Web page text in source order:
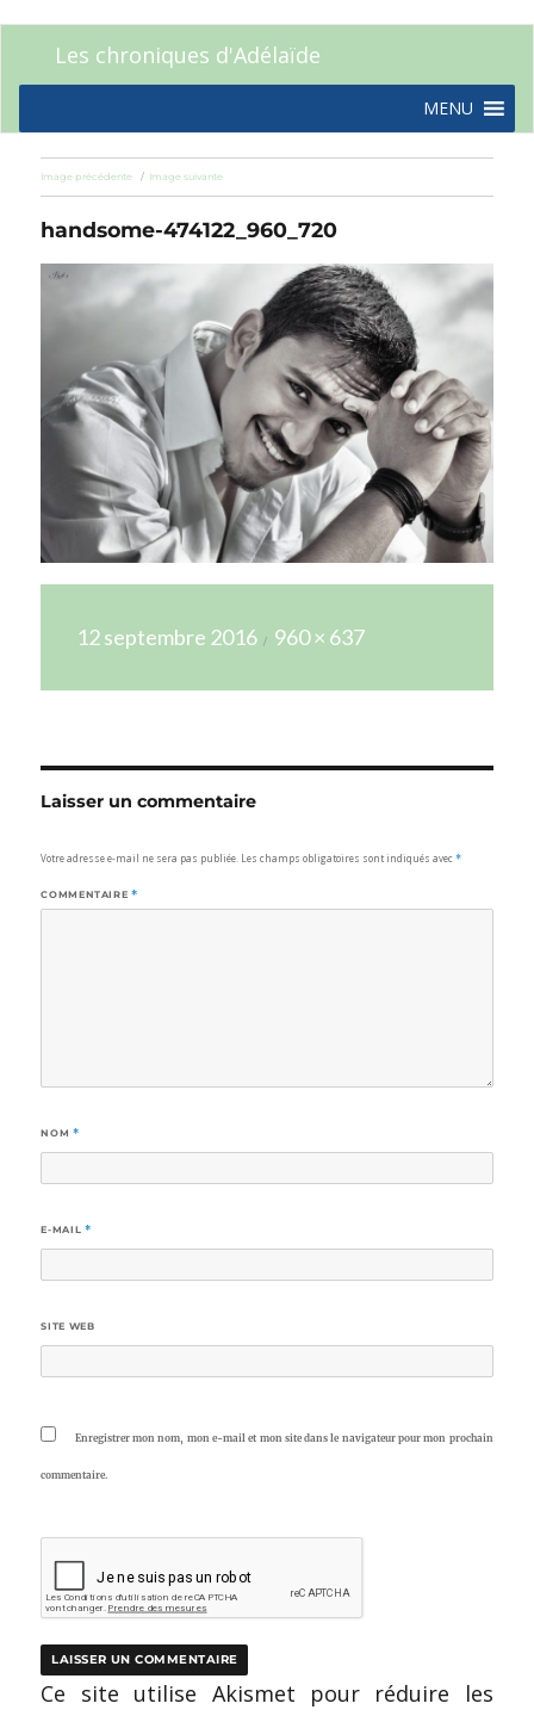
Les chroniques d'Adélaïde
MENU
Image précédente Image suivante
handsome-474122_960_720
12 septembre 2016
réelle
960 × 637
Laisser un commentaire
Votre adresse e-mail ne sera pas publiée. Les champs obligatoires sont indiqués avec*
COMMENTAIRE *
NOM *
E-MAIL *
SITE WEB
Enregistrer mon nom, mon e-mail et mon site dans le navigateur pour mon prochain
commentaire.
Ce site utilise Akismet pour réduire les